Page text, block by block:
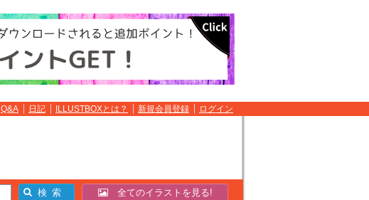
Q&A 日記 ILLUSTBOXとは？ 新規会員登録 ログイン
全てのイラストを見る!